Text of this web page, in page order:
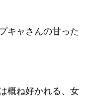
キャさんの甘った
概ね好かれる、女